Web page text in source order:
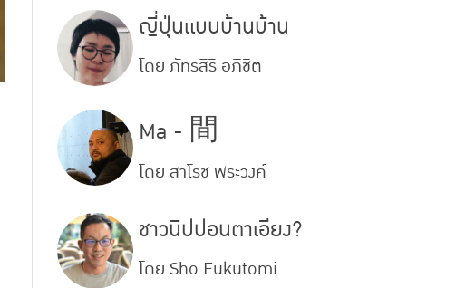
ญี่ปุ่นแบบบ้านบ้าน
โดย ภัทรสิริ อภิชิต
Ma - 間
โดย สาโรช พระวงค์
ชาวนิปปอนตาเอียง?
โดย Sho Fukutomi